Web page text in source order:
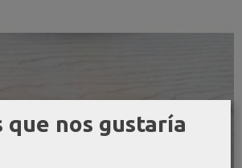
que nos gustaría